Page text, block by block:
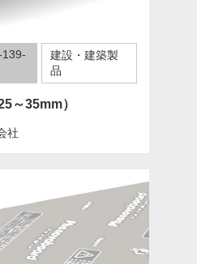
139-
建設・建築製
品
～35mm）
社